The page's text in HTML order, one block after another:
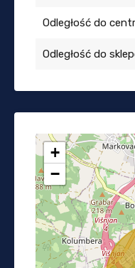
Odległość do
Odległość do
+
−